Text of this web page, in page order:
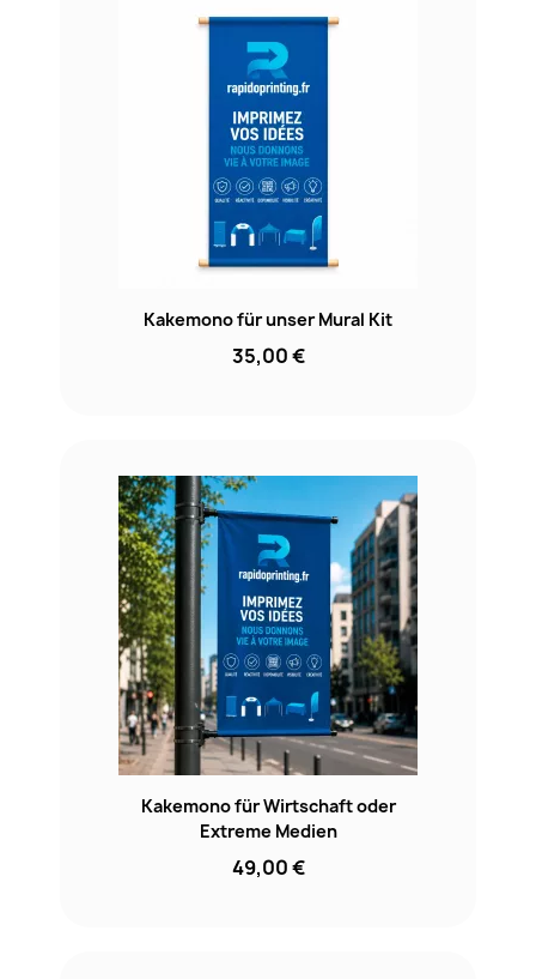
Kakemono für unser Mural Kit
35,00 €
Kakemono für Wirtschaft oder
Extreme Medien
49,00 €